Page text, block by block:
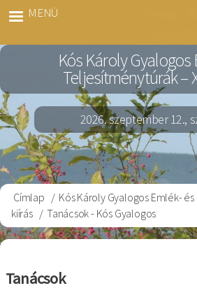
MENÜ
Kós Károly Gyalogos
Teljesítménytúrák –
2026. szeptember 12.,
Morzsa
Címlap
Kós Károly Gyalogos Emlék- és
kiírás
Tanácsok - Kós Gyalogos
Tanácsok